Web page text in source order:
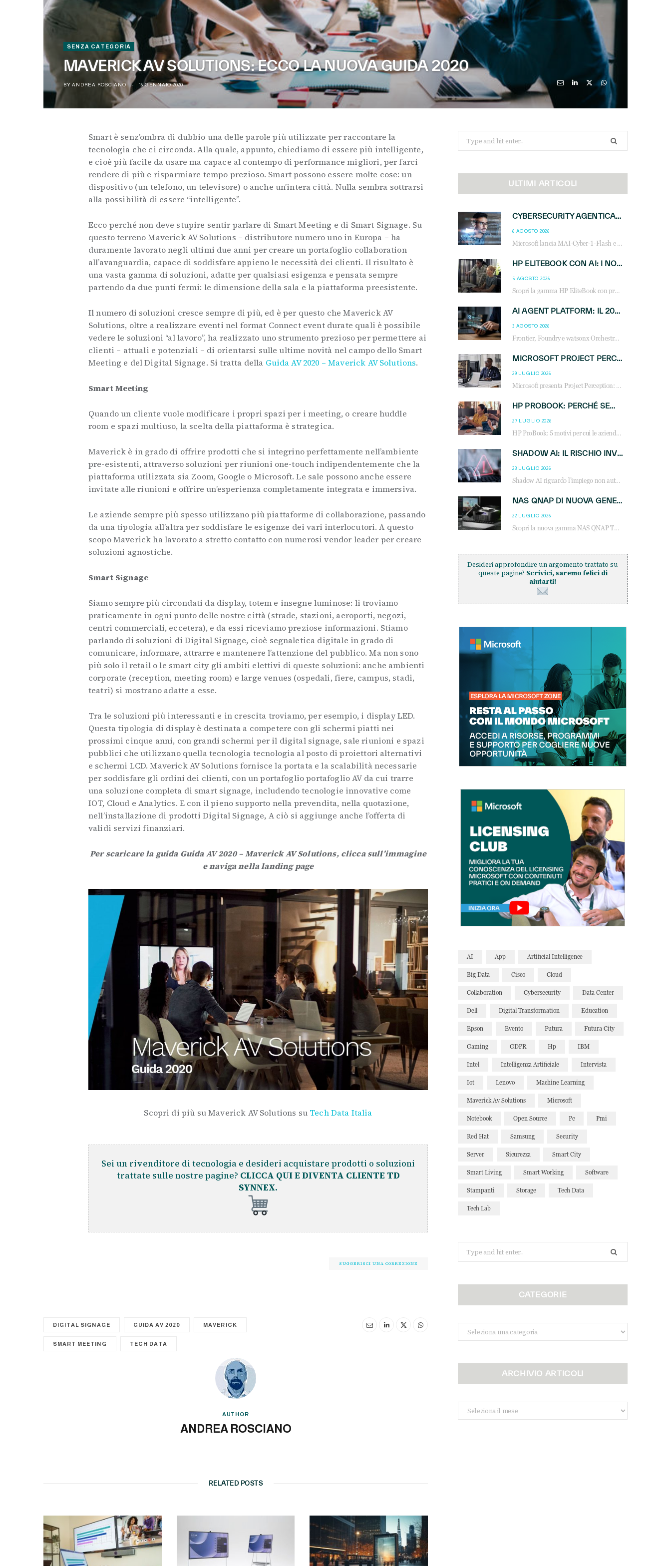
SENZA CATEGORIA
MAVERICK AV SOLUTIONS: ECCO LA NUOVA GUIDA 2020
BY ANDREA ROSCIANO 16 GENNAIO 2020
Smart è senz’ombra di dubbio una delle parole più utilizzate per raccontare la
tecnologia che ci circonda. Alla quale, appunto, chiediamo di essere più intelligente,
e cioè più facile da usare ma capace al contempo di performance migliori, per farci
rendere di più e risparmiare tempo prezioso. Smart possono essere molte cose: un
dispositivo (un telefono, un televisore) o anche un’intera città. Nulla sembra sottrarsi
alla possibilità di essere “intelligente”.
Ecco perché non deve stupire sentir parlare di Smart Meeting e di Smart Signage. Su
questo terreno Maverick AV Solutions – distributore numero uno in Europa – ha
duramente lavorato negli ultimi due anni per creare un portafoglio collaboration
all’avanguardia, capace di soddisfare appieno le necessità dei clienti. Il risultato è
una vasta gamma di soluzioni, adatte per qualsiasi esigenza e pensata sempre
partendo da due punti fermi: le dimensione della sala e la piattaforma preesistente.
Il numero di soluzioni cresce sempre di più, ed è per questo che Maverick AV
Solutions, oltre a realizzare eventi nel format Connect event durate quali è possibile
vedere le soluzioni “al lavoro”, ha realizzato uno strumento prezioso per permettere ai
clienti – attuali e potenziali – di orientarsi sulle ultime novità nel campo dello Smart
Meeting e del Digital Signage. Si tratta della Guida AV 2020 – Maverick AV Solutions.
Smart Meeting
Quando un cliente vuole modificare i propri spazi per i meeting, o creare huddle
room e spazi multiuso, la scelta della piattaforma è strategica.
Maverick è in grado di offrire prodotti che si integrino perfettamente nell’ambiente
pre-esistenti, attraverso soluzioni per riunioni one-touch indipendentemente che la
piattaforma utilizzata sia Zoom, Google o Microsoft. Le sale possono anche essere
invitate alle riunioni e offrire un’esperienza completamente integrata e immersiva.
Le aziende sempre più spesso utilizzano più piattaforme di collaborazione, passando
da una tipologia all’altra per soddisfare le esigenze dei vari interlocutori. A questo
scopo Maverick ha lavorato a stretto contatto con numerosi vendor leader per creare
soluzioni agnostiche.
Smart Signage
Siamo sempre più circondati da display, totem e insegne luminose: li troviamo
praticamente in ogni punto delle nostre città (strade, stazioni, aeroporti, negozi,
centri commerciali, eccetera), e da essi riceviamo preziose informazioni. Stiamo
parlando di soluzioni di Digital Signage, cioè segnaletica digitale in grado di
comunicare, informare, attrarre e mantenere l’attenzione del pubblico. Ma non sono
più solo il retail o le smart city gli ambiti elettivi di queste soluzioni: anche ambienti
corporate (reception, meeting room) e large venues (ospedali, fiere, campus, stadi,
teatri) si mostrano adatte a esse.
Tra le soluzioni più interessanti e in crescita troviamo, per esempio, i display LED.
Questa tipologia di display è destinata a competere con gli schermi piatti nei
prossimi cinque anni, con grandi schermi per il digital signage, sale riunioni e spazi
pubblici che utilizzano quella tecnologia tecnologia al posto di proiettori alternativi
e schermi LCD. Maverick AV Solutions fornisce la portata e la scalabilità necessarie
per soddisfare gli ordini dei clienti, con un portafoglio portafoglio AV da cui trarre
una soluzione completa di smart signage, includendo tecnologie innovative come
IOT, Cloud e Analytics. E con il pieno supporto nella prevendita, nella quotazione,
nell’installazione di prodotti Digital Signage, A ciò si aggiunge anche l’offerta di
validi servizi finanziari.
Per scaricare la guida Guida AV 2020 – Maverick AV Solutions, clicca sull’immagine
e naviga nella landing page
Scopri di più su Maverick AV Solutions su Tech Data Italia
Sei un rivenditore di tecnologia e desideri acquistare prodotti o soluzioni
trattate sulle nostre pagine? CLICCA QUI E DIVENTA CLIENTE TD
SYNNEX.
SUGGERISCI UNA CORREZIONE
DIGITAL SIGNAGE GUIDA AV 2020 MAVERICK
SMART MEETING TECH DATA
AUTHOR
ANDREA ROSCIANO
RELATED POSTS
for:
ULTIMI ARTICOLI
CYBERSECURITY AGENTICA: CON PERCEPTION E MAI-CYBER-1-FLASH MICROSOFT APRE NUOVI SERVIZI PER IL CANALE
6 AGOSTO 2026
Microsoft lancia MAI-Cyber-1-Flash e Perception: cybersecurity agentica in preview dal 3 novembre. Cosa cambia per MSP, system integrator e reseller.
HP ELITEBOOK CON AI: I NOTEBOOK BUSINESS INTELLIGENTI CHE TRASFORMANO PRODUTTIVITÀ, SICUREZZA E LAVORO IBRIDO
5 AGOSTO 2026
Scopri la gamma HP EliteBook con processori Intel® Core™ Ultra e AMD Ryzen™ AI. Notebook business progettati per aumentare la produttività, migliorare la collaborazione e garantire sicurezza avanzata in ufficio e in mobilità.
AI AGENT PLATFORM: IL 2026 È L’ANNO DEL «SISTEMA OPERATIVO» PER GLI AGENTI AZIENDALI
3 AGOSTO 2026
Frontier, Foundry e watsonx Orchestrate: la guerra delle piattaforme AI agent ridisegna il mercato IT. Cosa cambia per reseller, MSP e system integrator.
MICROSOFT PROJECT PERCEPTION: COME GLI AGENTI AI CAMBIERANNO SOC, CYBERSECURITY E SERVIZI MSP
29 LUGLIO 2026
Microsoft presenta Project Perception: scopri come gli agenti AI possono trasformare cybersecurity, SOC e servizi gestiti degli MSP.
HP PROBOOK: PERCHÉ SEMPRE PIÙ AZIENDE SCELGONO NOTEBOOK PROGETTATI PER IL LAVORO MODERNO
27 LUGLIO 2026
HP ProBook: 5 motivi per cui le aziende scelgono i notebook business HP per migliorare produttività, sicurezza e gestione dell’AI.
SHADOW AI: IL RISCHIO INVISIBILE CHE LE AZIENDE POSSONO GOVERNARE
23 LUGLIO 2026
Shadow AI riguardo l’impiego non autorizzato di sistemi AI all’interno dell’azienda. E’ una pratica che si diffonde a partire dai dipendenti fino ai dirigenti e mette a repentaglio la cybersecurity, con costi più elevati per le organizzazioni. Due recenti report illustrano il fenomeno e forniscono dati in merito
NAS QNAP DI NUOVA GENERAZIONE: PIÙ PRESTAZIONI, SCALABILITÀ E PROTEZIONE DEI DATI PER LE INFRASTRUTTURE IT MODERNE
22 LUGLIO 2026
Scopri la nuova gamma NAS QNAP TS-h1465U-RP, TS-h1065eU e TS-h665U: storage aziendale con ZFS, DDR5, E1.S NVMe e connettività 2.5GbE per backup, virtualizzazione e cybersecurity.
Desideri approfondire un argomento trattato su
queste pagine? Scrivici, saremo felici di
aiutarti!
AI App Artificial Intelligence
Big Data Cisco Cloud
Collaboration Cybersecurity Data Center
Dell Digital Transformation Education
Epson Evento Futura Futura City
Gaming GDPR Hp IBM
Intel Intelligenza Artificiale Intervista
Iot Lenovo Machine Learning
Maverick Av Solutions Microsoft
Notebook Open Source Pc Pmi
Red Hat Samsung Security
Server Sicurezza Smart City
Smart Living Smart Working Software
Stampanti Storage Tech Data
Tech Lab
for:
CATEGORIE
Categorie
ARCHIVIO ARTICOLI
Archivio
Articoli